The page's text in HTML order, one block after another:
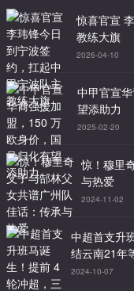
惊喜官宣
教练大旗
2026-04-10
中甲官宣
望添助力
2025-02-20
惊！穆里
与热爱
2024-11-02
中超首支升
结云南21年
2024-10-07